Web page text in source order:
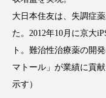
スキンケア
スキンケアルーティ
スマートリング
大日本住友は、失調症
た。2012年10月に京大
ト。難治性治療薬の開
マトール」が業績に貢
示す）